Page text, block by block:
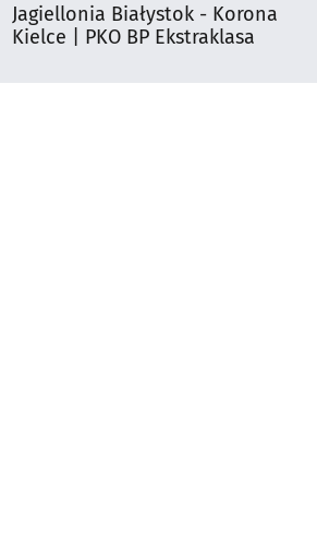
Jagiellonia Białystok - Korona
Kielce | PKO BP Ekstraklasa